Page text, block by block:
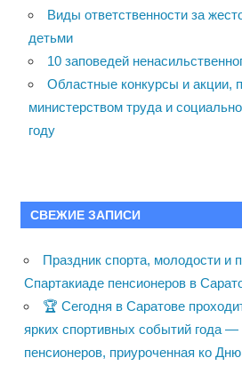
Виды ответственности за
детьми
10 заповедей
Областные конкурсы и акции,
министерством труда и
году
СВЕЖИЕ ЗАПИСИ
Праздник спорта, молодости и
Спартакиаде пенсионеров в
🏆 Сегодня в Саратове
ярких спортивных событий года —
пенсионеров, приуроченная ко